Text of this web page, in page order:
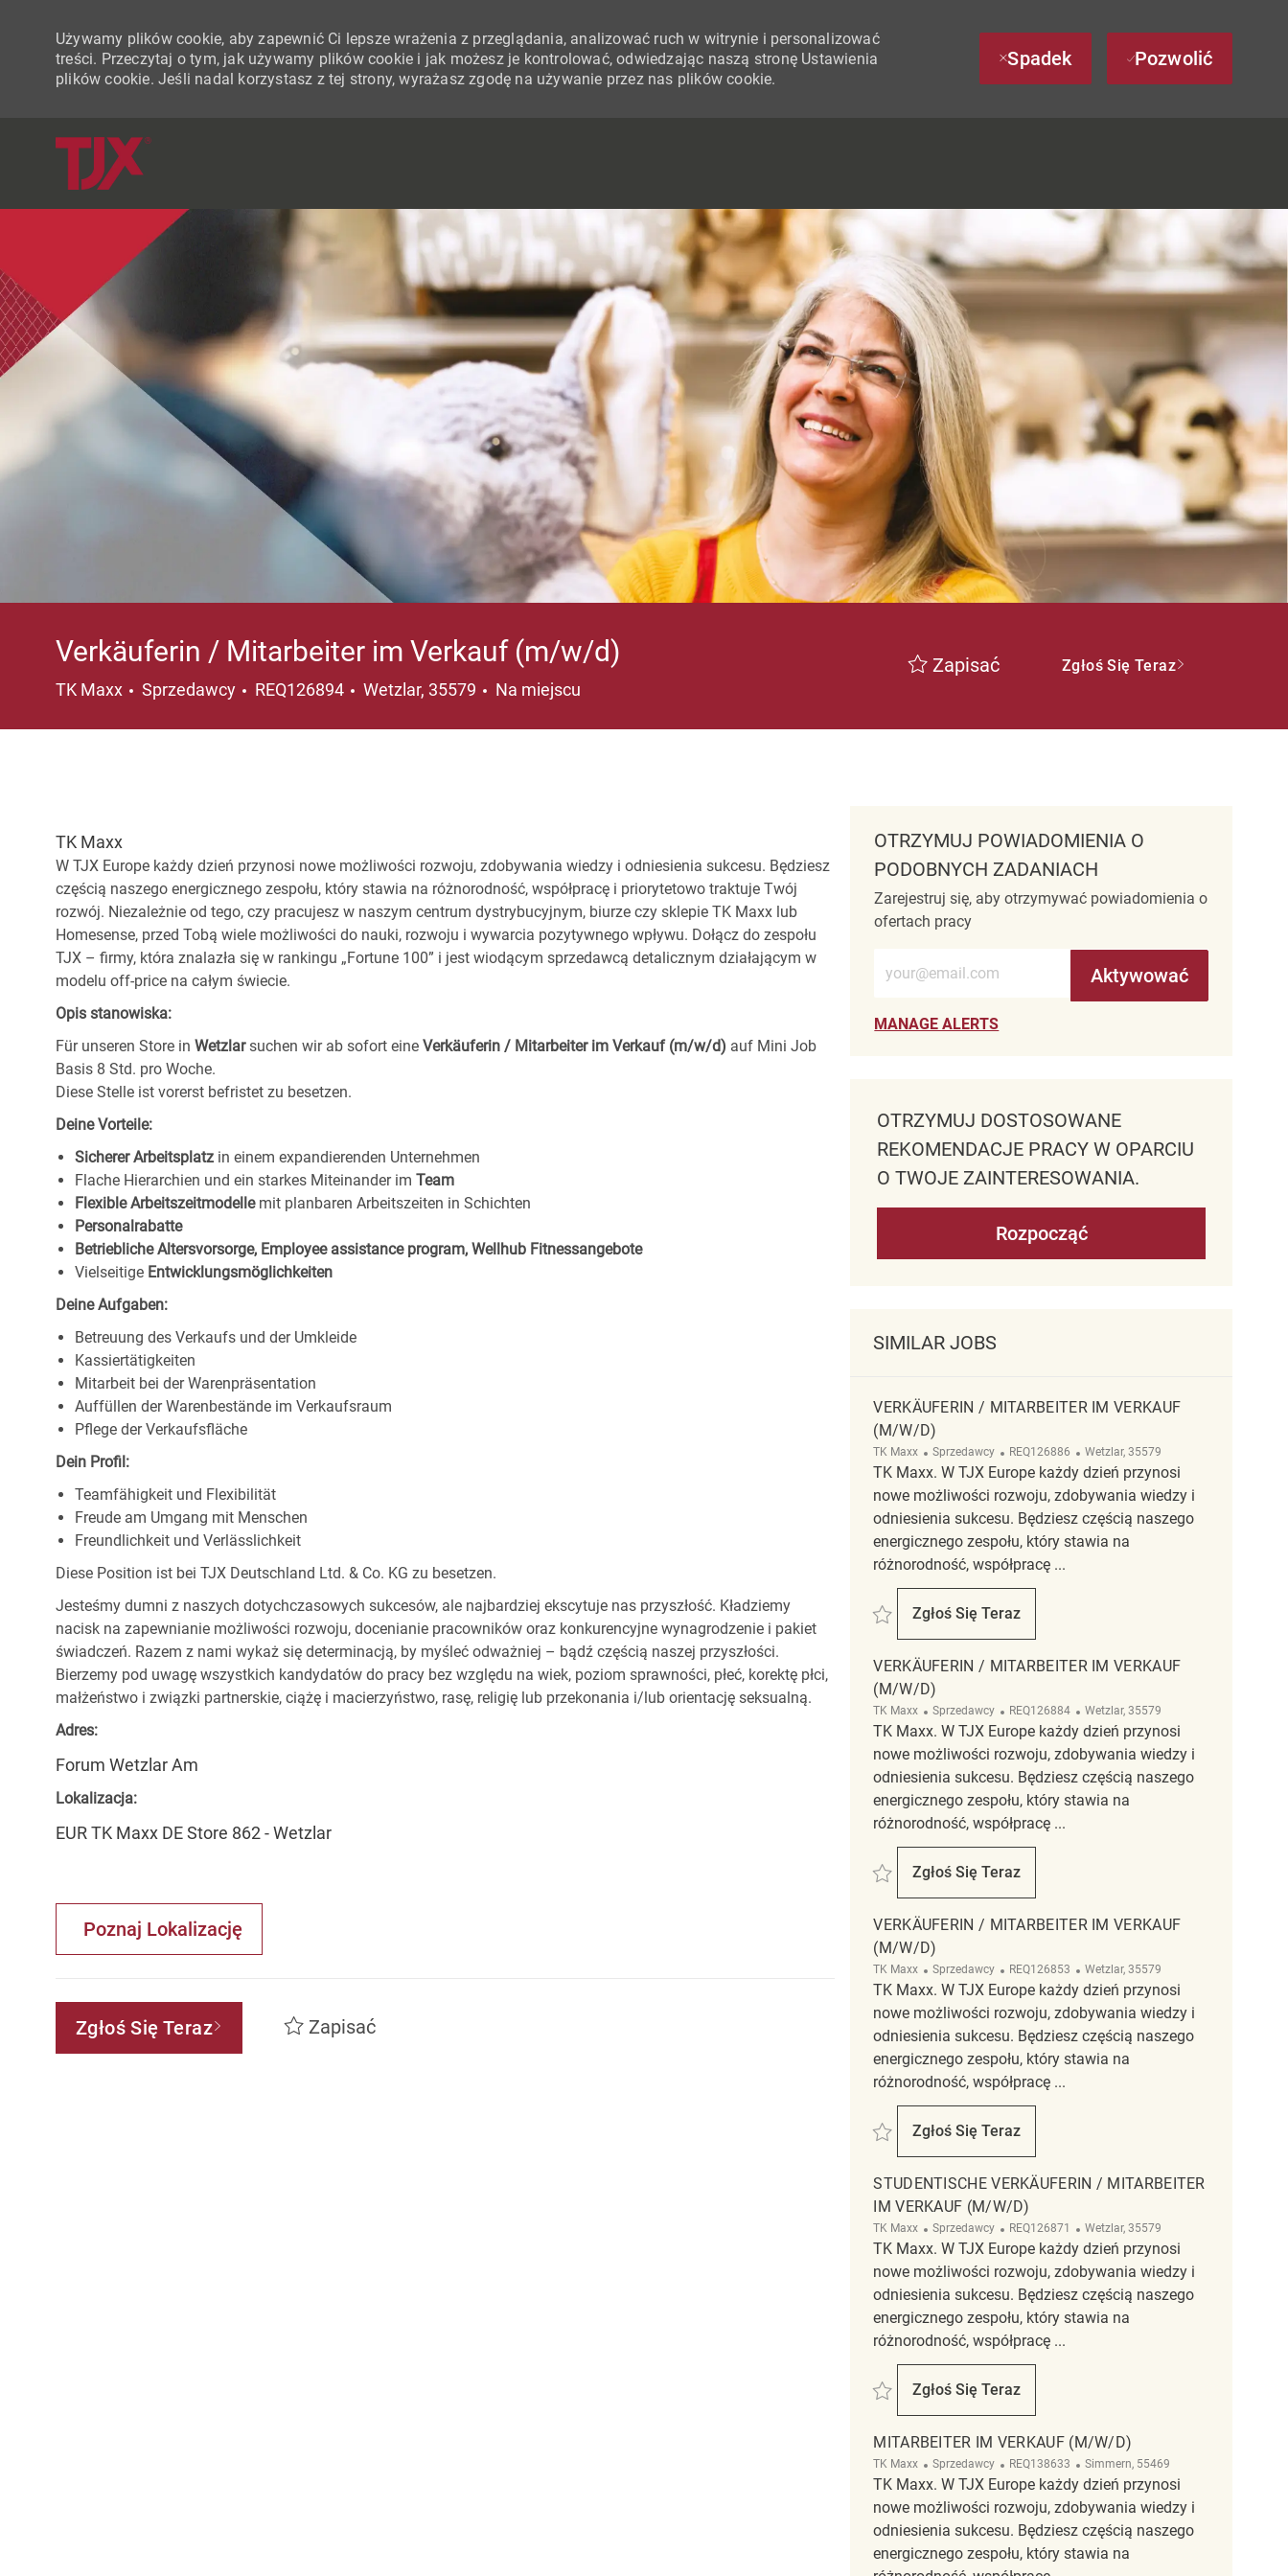
Używamy plików cookie, aby zapewnić Ci lepsze wrażenia z przeglądania, analizować ruch w witrynie i personalizować
treści. Przeczytaj o tym, jak używamy plików cookie i jak możesz je kontrolować, odwiedzając naszą stronę Ustawienia
plików cookie. Jeśli nadal korzystasz z tej strony, wyrażasz zgodę na używanie przez nas plików cookie.
Spadek Pozwolić
Verkäuferin / Mitarbeiter im Verkauf (m/w/d)
TK Maxx Kategoria
Sprzedawcy REQ126894 Lokalizacja
Wetzlar, 35579 Na miejscu
Zapisać Zgłoś Się Teraz
TK Maxx
W TJX Europe każdy dzień przynosi nowe możliwości rozwoju, zdobywania wiedzy i odniesienia sukcesu. Będziesz
częścią naszego energicznego zespołu, który stawia na różnorodność, współpracę i priorytetowo traktuje Twój
rozwój. Niezależnie od tego, czy pracujesz w naszym centrum dystrybucyjnym, biurze czy sklepie TK Maxx lub
Homesense, przed Tobą wiele możliwości do nauki, rozwoju i wywarcia pozytywnego wpływu. Dołącz do zespołu
TJX – firmy, która znalazła się w rankingu „Fortune 100” i jest wiodącym sprzedawcą detalicznym działającym w
modelu off-price na całym świecie.
Opis stanowiska:
Für unseren Store in Wetzlar suchen wir ab sofort eine Verkäuferin / Mitarbeiter im Verkauf (m/w/d) auf Mini Job
Basis 8 Std. pro Woche.
Diese Stelle ist vorerst befristet zu besetzen.
Deine Vorteile:
Sicherer Arbeitsplatz in einem expandierenden Unternehmen
Flache Hierarchien und ein starkes Miteinander im Team
Flexible Arbeitszeitmodelle mit planbaren Arbeitszeiten in Schichten
Personalrabatte
Betriebliche Altersvorsorge, Employee assistance program, Wellhub Fitnessangebote
Vielseitige Entwicklungsmöglichkeiten
Deine Aufgaben:
Betreuung des Verkaufs und der Umkleide
Kassiertätigkeiten
Mitarbeit bei der Warenpräsentation
Auffüllen der Warenbestände im Verkaufsraum
Pflege der Verkaufsfläche
Dein Profil:
Teamfähigkeit und Flexibilität
Freude am Umgang mit Menschen
Freundlichkeit und Verlässlichkeit
Diese Position ist bei TJX Deutschland Ltd. & Co. KG zu besetzen.
Jesteśmy dumni z naszych dotychczasowych sukcesów, ale najbardziej ekscytuje nas przyszłość. Kładziemy
nacisk na zapewnianie możliwości rozwoju, docenianie pracowników oraz konkurencyjne wynagrodzenie i pakiet
świadczeń. Razem z nami wykaż się determinacją, by myśleć odważniej – bądź częścią naszej przyszłości.
Bierzemy pod uwagę wszystkich kandydatów do pracy bez względu na wiek, poziom sprawności, płeć, korektę płci,
małżeństwo i związki partnerskie, ciążę i macierzyństwo, rasę, religię lub przekonania i/lub orientację seksualną.
Adres:
Forum Wetzlar Am
Lokalizacja:
EUR TK Maxx DE Store 862 - Wetzlar
Poznaj Lokalizację
Zgłoś Się Teraz Zapisać
OTRZYMUJ POWIADOMIENIA O
PODOBNYCH ZADANIACH
Zarejestruj się, aby otrzymywać powiadomienia o
ofertach pracy
Wprowadź adres e-mail (wymagane)
Aktywować
MANAGE ALERTS
OTRZYMUJ DOSTOSOWANE
REKOMENDACJE PRACY W OPARCIU
O TWOJE ZAINTERESOWANIA.
Rozpocząć
SIMILAR JOBS
VERKÄUFERIN / MITARBEITER IM VERKAUF
(M/W/D)
TK Maxx Kategoria
Sprzedawcy ReqId
REQ126886 Lokalizacja
Wetzlar, 35579
TK Maxx. W TJX Europe każdy dzień przynosi
nowe możliwości rozwoju, zdobywania wiedzy i
odniesienia sukcesu. Będziesz częścią naszego
energicznego zespołu, który stawia na
różnorodność, współpracę ...
Zapisać Verkäuferin / Mitarbeiter im Verkauf (m/w/d) REQ126886
Zgłoś Się Teraz
Verkäuferin / Mitarbeiter Im Verkauf (m/w/d)
VERKÄUFERIN / MITARBEITER IM VERKAUF
(M/W/D)
TK Maxx Kategoria
Sprzedawcy ReqId
REQ126884 Lokalizacja
Wetzlar, 35579
TK Maxx. W TJX Europe każdy dzień przynosi
nowe możliwości rozwoju, zdobywania wiedzy i
odniesienia sukcesu. Będziesz częścią naszego
energicznego zespołu, który stawia na
różnorodność, współpracę ...
Zapisać Verkäuferin / Mitarbeiter im Verkauf (m/w/d) REQ126884
Zgłoś Się Teraz
Verkäuferin / Mitarbeiter Im Verkauf (m/w/d)
VERKÄUFERIN / MITARBEITER IM VERKAUF
(M/W/D)
TK Maxx Kategoria
Sprzedawcy ReqId
REQ126853 Lokalizacja
Wetzlar, 35579
TK Maxx. W TJX Europe każdy dzień przynosi
nowe możliwości rozwoju, zdobywania wiedzy i
odniesienia sukcesu. Będziesz częścią naszego
energicznego zespołu, który stawia na
różnorodność, współpracę ...
Zapisać Verkäuferin / Mitarbeiter im Verkauf (m/w/d) REQ126853
Zgłoś Się Teraz
Verkäuferin / Mitarbeiter Im Verkauf (m/w/d)
STUDENTISCHE VERKÄUFERIN / MITARBEITER
IM VERKAUF (M/W/D)
TK Maxx Kategoria
Sprzedawcy ReqId
REQ126871 Lokalizacja
Wetzlar, 35579
TK Maxx. W TJX Europe każdy dzień przynosi
nowe możliwości rozwoju, zdobywania wiedzy i
odniesienia sukcesu. Będziesz częścią naszego
energicznego zespołu, który stawia na
różnorodność, współpracę ...
Zapisać studentische Verkäuferin / Mitarbeiter im Verkauf (m/w/d)
Zgłoś Się Teraz
Studentische Verkäuferin / Mitarbeiter Im
MITARBEITER IM VERKAUF (M/W/D)
TK Maxx Kategoria
Sprzedawcy ReqId
REQ138633 Lokalizacja
Simmern, 55469
TK Maxx. W TJX Europe każdy dzień przynosi
nowe możliwości rozwoju, zdobywania wiedzy i
odniesienia sukcesu. Będziesz częścią naszego
energicznego zespołu, który stawia na